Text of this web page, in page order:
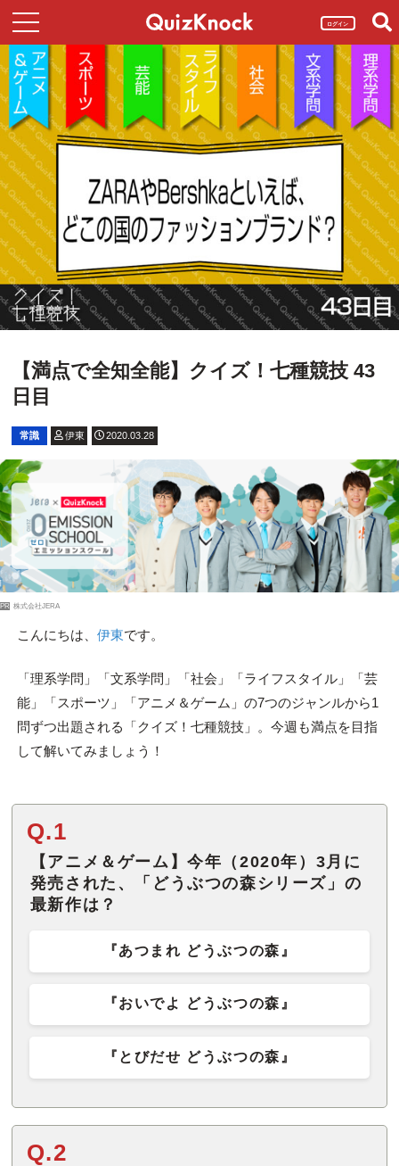
ログイン
【満点で全知全能】クイズ！七種競技 43
日目
常識 伊東 2020.03.28
PR 株式会社JERA
こんにちは、 伊東です。
「理系学問」「文系学問」「社会」「ライフスタイル」「芸
能」「スポーツ」「アニメ＆ゲーム」の7つのジャンルから1
問ずつ出題される「クイズ！七種競技」。今週も満点を目指
して解いてみましょう！
Q.1
【アニメ＆ゲーム】今年（2020年）3月に
発売された、「どうぶつの森シリーズ」の
最新作は？
『あつまれ どうぶつの森』
『おいでよ どうぶつの森』
『とびだせ どうぶつの森』
Q.2